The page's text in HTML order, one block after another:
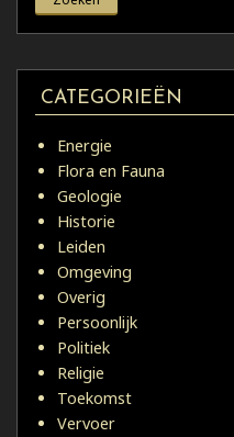
CATEGORIEËN
Energie
Flora en Fauna
Geologie
Historie
Leiden
Omgeving
Overig
Persoonlijk
Politiek
Religie
Toekomst
Vervoer